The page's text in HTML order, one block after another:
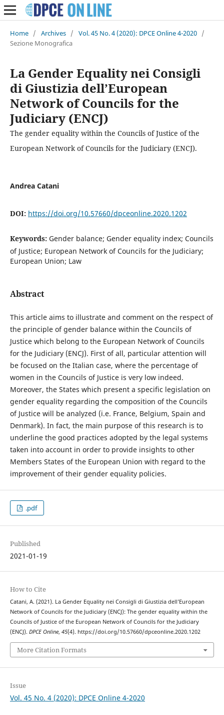
Home / Archives / Vol. 45 No. 4 (2020): DPCE Online 4-2020 /
Sezione Monografica
La Gender Equality nei Consigli
di Giustizia dell’European
Network of Councils for the
Judiciary (ENCJ)
The gender equality within the Councils of Justice of the
European Network of Councils for the Judiciary (ENCJ).
Andrea Catani
DOI: https://doi.org/10.57660/dpceonline.2020.1202
Keywords: Gender balance; Gender equality index; Councils
of Justice; European Network of Councils for the Judiciary;
European Union; Law
Abstract
This article aims to illustrate and comment on the respect of
the principle of gender balance within the Councils of
Justice which belong to the European Network of Councils
for the Judiciary (ENCJ). First of all, particular attention will
be focused on the Italian case, where the percentage of
women in the Councils of Justice is very low indeed.
Moreover, the States which present a specific legislation on
gender equality regarding the composition of the Councils
of Justice will be analyzed (i.e. France, Belgium, Spain and
Denmark). In fact, the main purpose of this research is to
underline the good practices adopted by the legal systems
taken into account in order to provide insights to other
Members States of the European Union with regard to the
improvement of their gender equality policies.
.pdf
Published
2021-01-19
How to Cite
Catani, A. (2021). La Gender Equality nei Consigli di Giustizia dell’European
Network of Councils for the Judiciary (ENCJ): The gender equality within the
Councils of Justice of the European Network of Councils for the Judiciary
(ENCJ). DPCE Online, 45(4). https://doi.org/10.57660/dpceonline.2020.1202
More Citation Formats
Issue
Vol. 45 No. 4 (2020): DPCE Online 4-2020